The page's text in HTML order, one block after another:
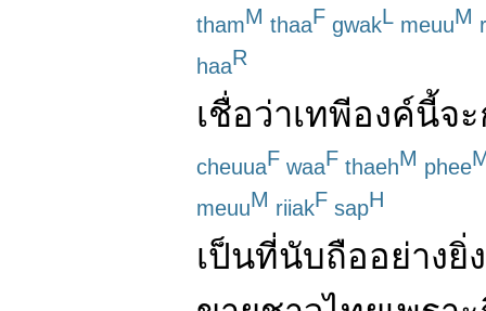
thamM thaaF gwakL meuuM
haaR
เชื่อว่าเทพีองค์นี้จะ
cheuuaF waaF thaehM phee
meuuM riiakF sapH
เป็นที่นับถืออย่างยิ่ง